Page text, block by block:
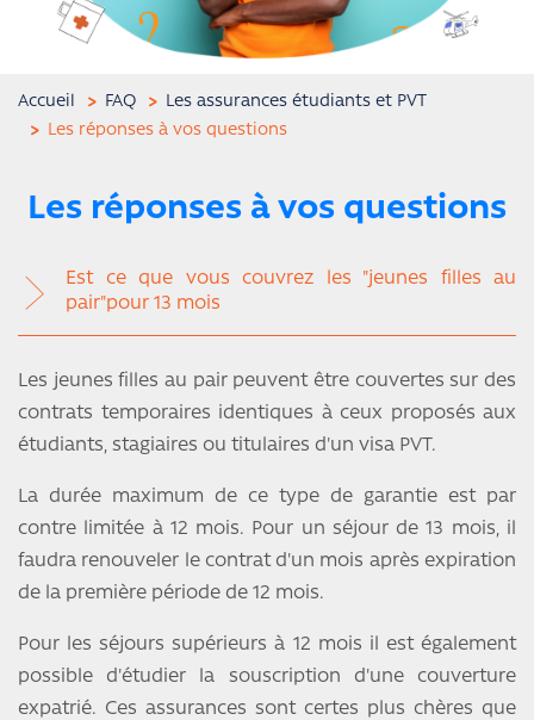
Accueil FAQ
Les assurances étudiants et PVT
Les réponses à vos questions
Les réponses à vos questions
Est ce que vous couvrez les "jeunes filles au
pair"pour 13 mois
Les jeunes filles au pair peuvent être couvertes sur des
contrats temporaires identiques à ceux proposés aux
étudiants, stagiaires ou titulaires d'un visa PVT.
La durée maximum de ce type de garantie est par
contre limitée à 12 mois. Pour un séjour de 13 mois, il
faudra renouveler le contrat d'un mois après expiration
de la première période de 12 mois.
Pour les séjours supérieurs à 12 mois il est également
possible d'étudier la souscription d'une couverture
expatrié. Ces assurances sont certes plus chères que